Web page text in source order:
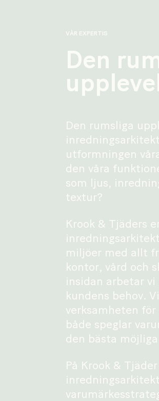
VÅR EXPERTIS
Den
Den rumsliga
utformningen
den våra
som ljus,
textur?
Krook & Tjäders
miljöer med allt
kontor, vård och
insidan arbetar
kundens behov.
verksamheten
både speglar
den bästa
På Krook &